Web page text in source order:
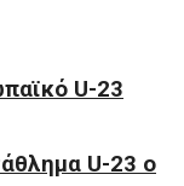
U-23
U-23 ο